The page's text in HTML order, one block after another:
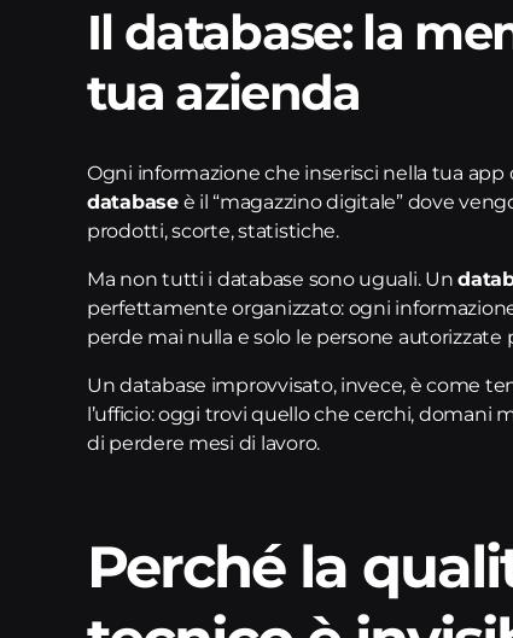
Il database: la
tua azienda
Ogni informazione che inserisci nella tua
databaseè il “magazzino digitale” dove
prodotti, scorte, statistiche.
Ma non tutti i database sono uguali. Un
perfettamente organizzato: ogni
perde mai nulla e solo le persone autorizzate
Un database improvvisato, invece, è come
l’ufficio: oggi trovi quello che cerchi, domani
di perdere mesi di lavoro.
Perché la